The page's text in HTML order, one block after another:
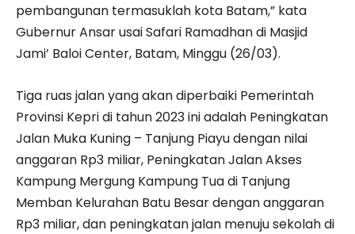
pembangunan termasuklah kota Batam,” kata
Gubernur Ansar usai Safari Ramadhan di Masjid
Jami’ Baloi Center, Batam, Minggu (26/03).
Tiga ruas jalan yang akan diperbaiki Pemerintah
Provinsi Kepri di tahun 2023 ini adalah Peningkatan
Jalan Muka Kuning – Tanjung Piayu dengan nilai
anggaran Rp3 miliar, Peningkatan Jalan Akses
Kampung Mergung Kampung Tua di Tanjung
Memban Kelurahan Batu Besar dengan anggaran
Rp3 miliar, dan peningkatan jalan menuju sekolah di